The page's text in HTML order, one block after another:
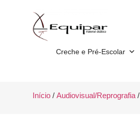
Creche e Pré-Escolar
Início/ Audiovisual/Reprografia/